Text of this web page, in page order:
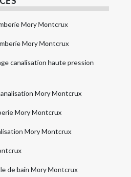
Mory Montcrux
Mory Montcrux
canalisation haute pression
Mory Montcrux
Mory Montcrux
Mory Montcrux
de bain Mory Montcrux